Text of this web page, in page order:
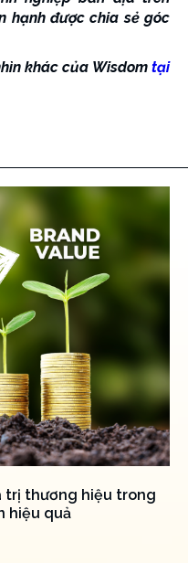
hạnh được chia sẻ góc
khác của Wisdom tại
trị thương hiệu trong
hiệu quả